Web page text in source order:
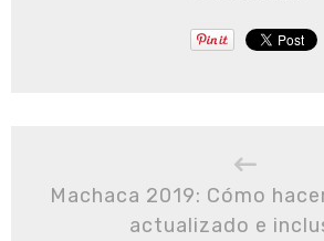
Machaca 2019: Cómo
actualizado e